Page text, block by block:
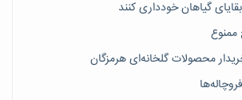
گیاهان خودداری کنند
ممنوع
محصولات گلخانه‌ای هرمزگان